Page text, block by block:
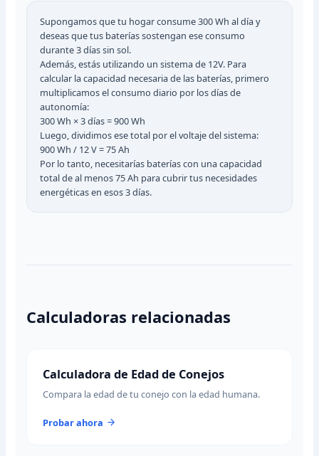
Supongamos que tu hogar consume 300 Wh al día y
deseas que tus baterías sostengan ese consumo
durante 3 días sin sol.
Además, estás utilizando un sistema de 12V. Para
calcular la capacidad necesaria de las baterías, primero
multiplicamos el consumo diario por los días de
autonomía:
300 Wh × 3 días = 900 Wh
Luego, dividimos ese total por el voltaje del sistema:
900 Wh / 12 V = 75 Ah
Por lo tanto, necesitarías baterías con una capacidad
total de al menos 75 Ah para cubrir tus necesidades
energéticas en esos 3 días.
Calculadoras relacionadas
Calculadora de Edad de Conejos
Compara la edad de tu conejo con la edad humana.
Probar ahora